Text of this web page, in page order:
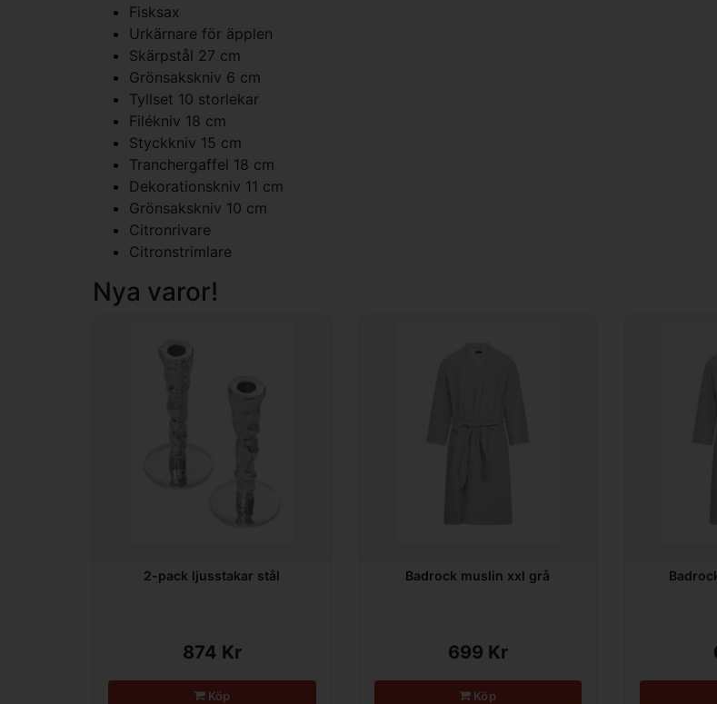
Fisksax
Urkärnare för äpplen
Skärpstål 27 cm
Grönsakskniv 6 cm
Tyllset 10 storlekar
Filékniv 18 cm
Styckkniv 15 cm
Tranchergaffel 18 cm
Dekorationskniv 11 cm
Grönsakskniv 10 cm
Citronrivare
Citronstrimlare
Nya varor!
2-pack ljusstakar stål
874 Kr
Köp
Badrock muslin xxl grå
699 Kr
Köp